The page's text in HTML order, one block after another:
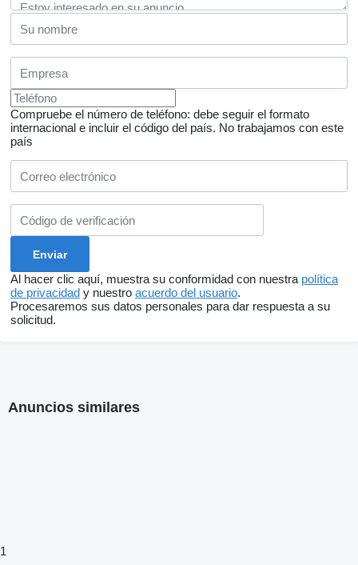
Compruebe el número de teléfono: debe seguir el formato
internacional e incluir el código del país. No trabajamos con este
país
Al hacer clic aquí, muestra su conformidad con nuestra política
de privacidad y nuestro acuerdo del usuario.
Procesaremos sus datos personales para dar respuesta a su
solicitud.
Anuncios similares
1